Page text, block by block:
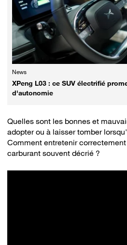
News
XPeng L03 : ce SUV électrifié
d'autonomie
Quelles sont les bonnes et
adopter ou à laisser tomber
Comment entretenir
carburant souvent décrié ?